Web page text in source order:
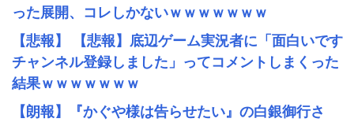
った展開、コレしかないｗｗｗｗｗｗｗ
【悲報】 【悲報】底辺ゲーム実況者に「面白いです
チャンネル登録しました」ってコメントしまくった
結果ｗｗｗｗｗｗｗ
【朗報】『かぐや様は告らせたい』の白銀御行さ